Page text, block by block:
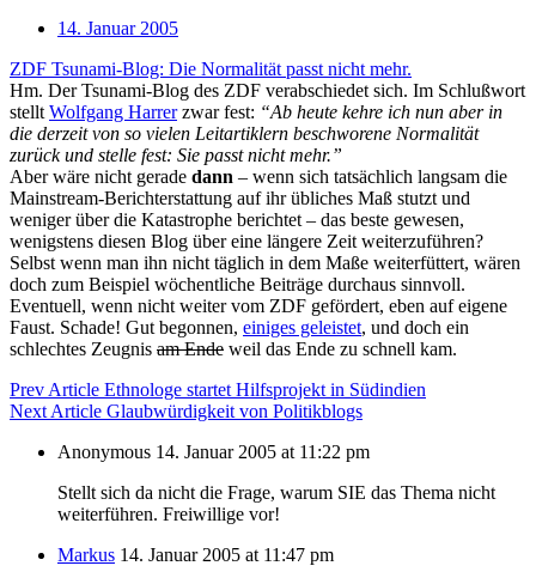
14. Januar 2005
ZDF Tsunami-Blog: Die Normalität passt nicht mehr.
Hm. Der Tsunami-Blog des ZDF verabschiedet sich. Im Schlußwort
stelltWolfgang Harrerzwar fest: “Ab heute kehre ich nun aber in
die derzeit von so vielen Leitartiklern beschworene Normalität
zurück und stelle fest: Sie passt nicht mehr.”
Aber wäre nicht gerade dann – wenn sich tatsächlich langsam die
Mainstream-Berichterstattung auf ihr übliches Maß stutzt und
weniger über die Katastrophe berichtet – das beste gewesen,
wenigstens diesen Blog über eine längere Zeit weiterzuführen?
Selbst wenn man ihn nicht täglich in dem Maße weiterfüttert, wären
doch zum Beispiel wöchentliche Beiträge durchaus sinnvoll.
Eventuell, wenn nicht weiter vom ZDF gefördert, eben auf eigene
Faust. Schade! Gut begonnen, einiges geleistet, und doch ein
schlechtes Zeugnis am Ende weil das Ende zu schnell kam.
Prev Article Ethnologe startet Hilfsprojekt in Südindien
Next Article Glaubwürdigkeit von Politikblogs
Anonymous 14. Januar 2005 at 11:22 pm
Stellt sich da nicht die Frage, warum SIE das Thema nicht
weiterführen. Freiwillige vor!
Markus 14. Januar 2005 at 11:47 pm